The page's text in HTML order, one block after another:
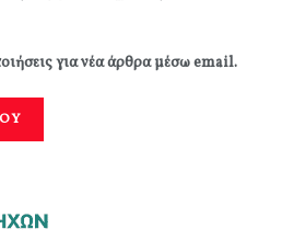
για νέα άρθρα μέσω email.